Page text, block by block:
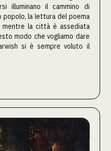
illuminano il cammino di
popolo, la lettura del poema
mentre la città è assediata
modo che vogliamo dare
si è sempre voluto il